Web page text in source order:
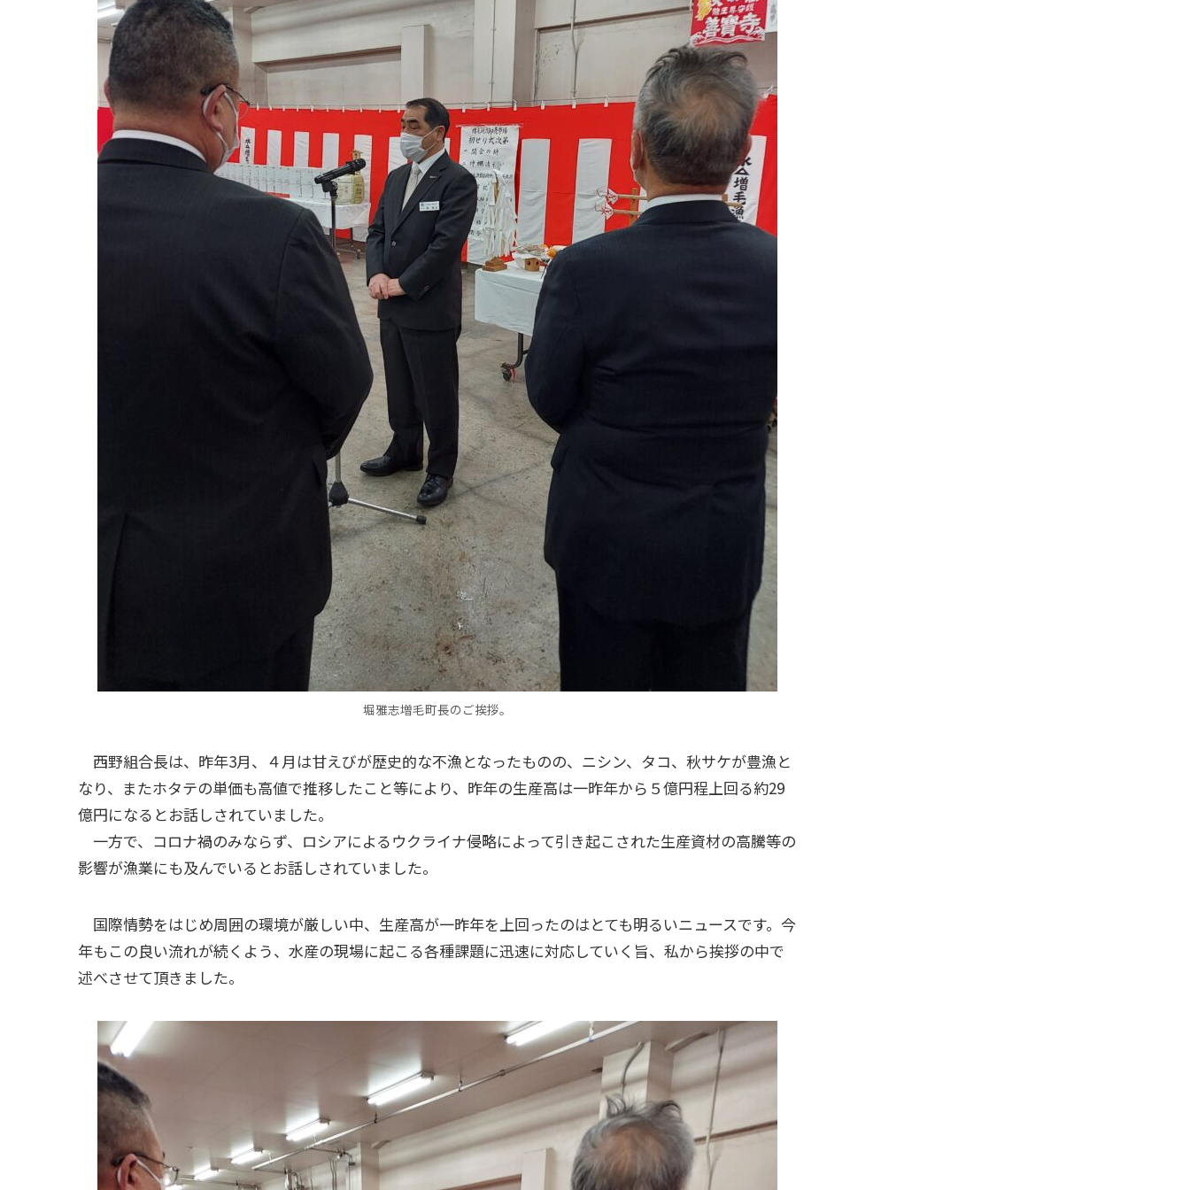
堀雅志増毛町長のご挨拶。
西野組合長は、昨年3月、４月は甘えびが歴史的な不漁となったものの、ニシン、タコ、秋サケが豊漁と
なり、またホタテの単価も高値で推移したこと等により、昨年の生産高は一昨年から５億円程上回る約29
億円になるとお話しされていました。
一方で、コロナ禍のみならず、ロシアによるウクライナ侵略によって引き起こされた生産資材の高騰等の
影響が漁業にも及んでいるとお話しされていました。
国際情勢をはじめ周囲の環境が厳しい中、生産高が一昨年を上回ったのはとても明るいニュースです。今
年もこの良い流れが続くよう、水産の現場に起こる各種課題に迅速に対応していく旨、私から挨拶の中で
述べさせて頂きました。